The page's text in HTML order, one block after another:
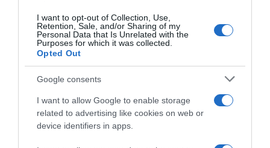
I want to opt-out of Collection, Use,
Retention, Sale, and/or Sharing of my
Personal Data that Is Unrelated with the
Purposes for which it was collected.
Opted Out
Google consents
I want to allow Google to enable storage
related to advertising like cookies on web or
device identifiers in apps.